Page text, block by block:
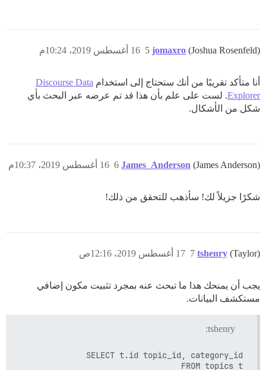
jomaxro (Joshua Rosenfeld) 16 أغسطس 2019، 10:24م 5
أنا متأكد تقريبًا من أنك ستحتاج إلى استخدام Discourse Data
Explorer. لست على علم بأن هذا قد تم عرضه عبر البحث بأي
شكل من الأشكال.
James_Anderson (James Anderson) 16 أغسطس 2019، 10:37م 6
شكرًا جزيلاً لك! سأذهب للتحقق من ذلك!
tshenry (Taylor) 17 أغسطس 2019، 12:16ص 7
يجب أن يمنحك هذا ما تبحث عنه بمجرد تثبيت مكون إضافي
مستكشف البيانات.
tshenry: